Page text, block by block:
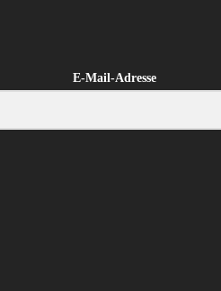
E-Mail-Adresse